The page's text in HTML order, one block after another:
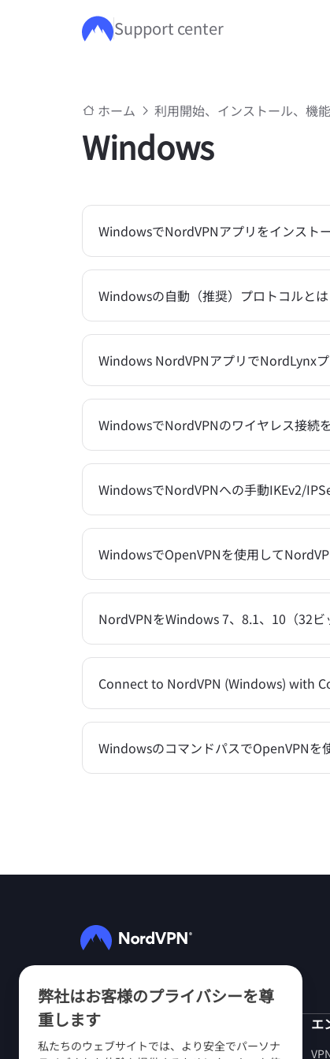
弊社はお客様のプライバシーを尊
重します
私たちのウェブサイトでは、より安全でパーソナ
メインコンテンツにスキップ
Support center
ホーム 利用開始、インストール、機
Windows
WindowsでNordVPNアプリをインスト
Windowsの自動（推奨）プロトコルとは
Windows NordVPNアプリでNordLynx
WindowsでNordVPNのワイヤレス接続
WindowsでNordVPNへの手動IKEv2/
WindowsでOpenVPNを使用して
NordVPNをWindows 7、8.1、10（32
Connect to NordVPN (Windows) with
WindowsのコマンドパスでOpenVPNを
NordVPN
当社について
エ